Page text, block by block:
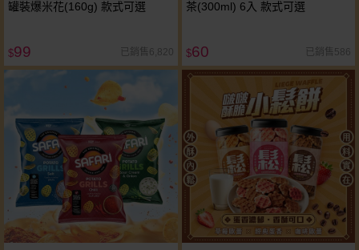
罐裝爆米花(160g) 款式可選
$99 已銷售6,820
茶(300ml) 6入 款式可選
$60 已銷售586